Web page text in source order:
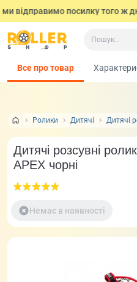
відправимо посилку того ж дня.
Ролики Дитячі Дитячі
Все про товар
Дитячі розсувні
APEX чорні
Немає в наявності